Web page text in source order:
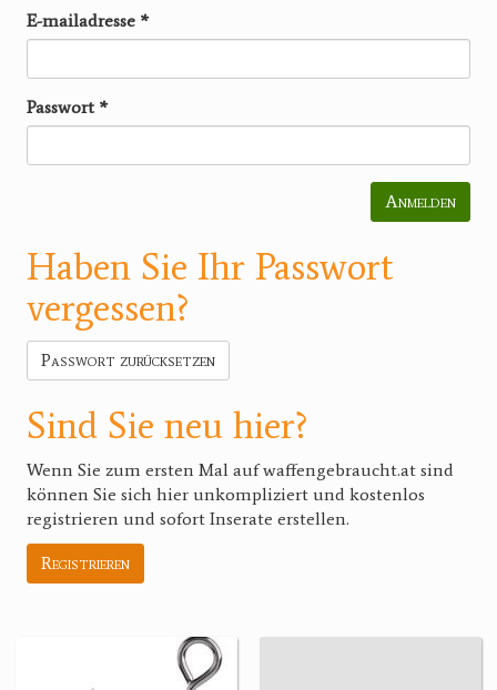
E-mailadresse *
Passwort *
Anmelden
Haben Sie Ihr Passwort
vergessen?
Passwort zurücksetzen
Sind Sie neu hier?
Wenn Sie zum ersten Mal auf waffengebraucht.at sind
können Sie sich hier unkompliziert und kostenlos
registrieren und sofort Inserate erstellen.
Registrieren